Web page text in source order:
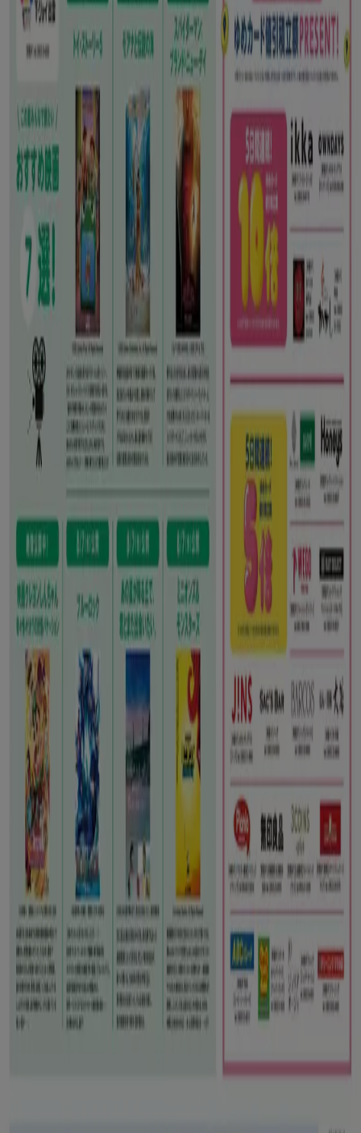
江東区のスーパーマーケットのカタロ
江東区のチラシとお得な情報
シェルター 水着水族館 ランタン カーテン ネックレス フット
ケア スーツケース
他のまちのスーパーマーケット
東京都 大阪市 横浜市 名古屋市 福岡市 札幌市
戸市
仙台市 広島市 京都市 さいたま市 川崎市
千葉
北九州市 新潟市
渋谷区
都道府県一覧へ
Tiendeoで掲載しているスーパーマーケット情報
から最新をご案内！
こちらの スーパーマーケットカテゴリーでは、スーパーマー
ケットの
チラシ、住所、電話番号などがチェックできます。
お得な
割引情報を毎日チェックして
にどうぞ！複数のチ
ラシを比較するのにも便利ですよ。
Tiendeoは世界中でのローカルショッピングを改革するIT企